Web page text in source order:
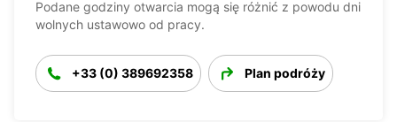
Podane godziny otwarcia mogą się różnić z powodu dni
wolnych ustawowo od pracy.
+33 (0) 389692358 Plan podróży